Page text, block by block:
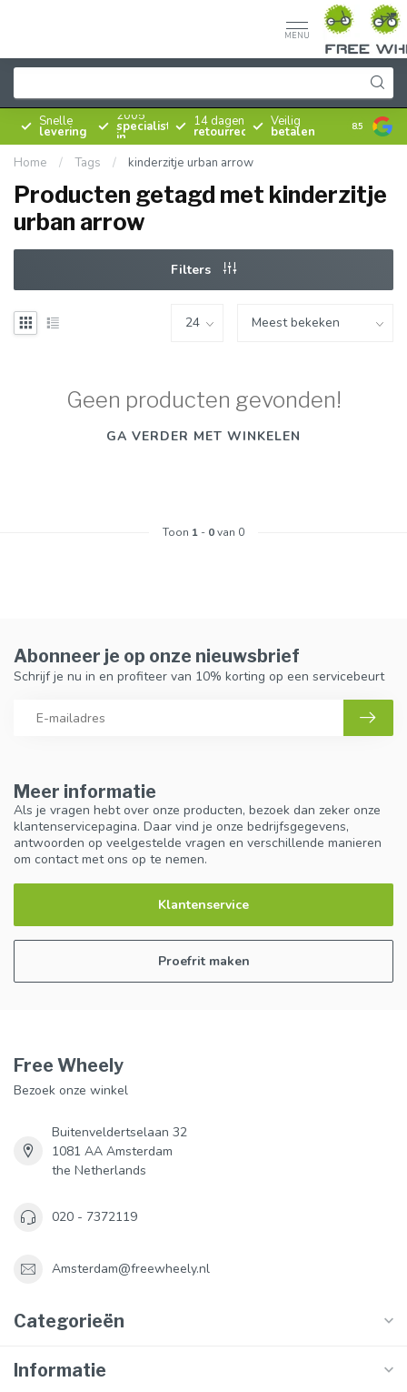
MENU
Snelle
levering
Sinds
2005
specialist
in
rijwielen
14 dagen
retourrecht
Veilig
betalen 8.5
Home / Tags / kinderzitje urban arrow
Producten getagd met kinderzitje
urban arrow
Filters
Geen producten gevonden!
GA VERDER MET WINKELEN
Toon 1 - 0van 0
Meer informatie
Als je vragen hebt over onze producten, bezoek dan zeker onze
klantenservicepagina. Daar vind je onze bedrijfsgegevens,
antwoorden op veelgestelde vragen en verschillende manieren
om contact met ons op te nemen.
Klantenservice
Proefrit maken
Abonneer je op onze nieuwsbrief
Schrijf je nu in en profiteer van 10% korting op een servicebeurt
Free Wheely
Bezoek onze winkel
Buitenveldertselaan 32
1081 AA Amsterdam
the Netherlands
020 - 7372119
Amsterdam@freewheely.nl
Categorieën
Informatie